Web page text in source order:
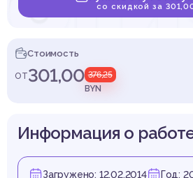
со скидкой за
Стоимость
от301,00 376,25
BYN
Информация о
Загружено: 12.02.2014
Год: